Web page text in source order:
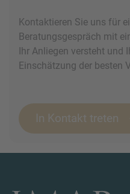
Kontaktieren Sie uns für
Beratungsgespräch mit
Ihr Anliegen versteht und
Einschätzung der besten
In Kontakt treten